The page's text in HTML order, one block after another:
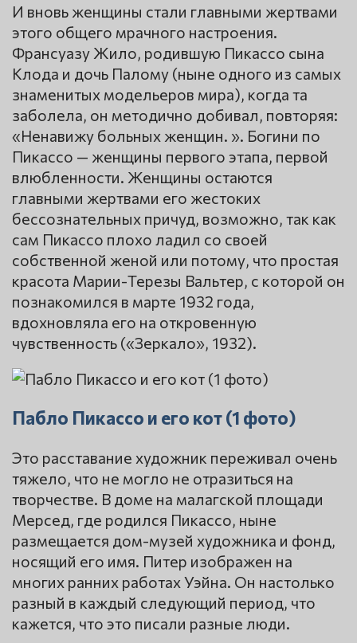
И вновь женщины стали главными жертвами
этого общего мрачного настроения.
Франсуазу Жило, родившую Пикассо сына
Клода и дочь Палому (ныне одного из самых
знаменитых модельеров мира), когда та
заболела, он методично добивал, повторяя:
«Ненавижу больных женщин. ». Богини по
Пикассо — женщины первого этапа, первой
влюбленности. Женщины остаются
главными жертвами его жестоких
бессознательных причуд, возможно, так как
сам Пикассо плохо ладил со своей
собственной женой или потому, что простая
красота Марии-Терезы Вальтер, с которой он
познакомился в марте 1932 года,
вдохновляла его на откровенную
чувственность («Зеркало», 1932).
Пабло Пикассо и его кот (1 фото)
Это расставание художник переживал очень
тяжело, что не могло не отразиться на
творчестве. В доме на малагской площади
Мерсед, где родился Пикассо, ныне
размещается дом-музей художника и фонд,
носящий его имя. Питер изображен на
многих ранних работах Уэйна. Он настолько
разный в каждый следующий период, что
кажется, что это писали разные люди.